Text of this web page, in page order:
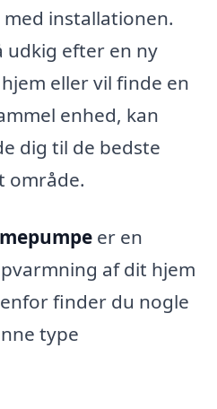
installationen.
udkig efter en ny
eller vil finde en
enhed, kan
dig til de bedste
område.
er en
af dit hjem
finder du nogle
type